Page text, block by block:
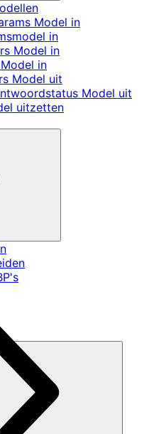
Model in
in
Model in
in
Model uit
Model uit
uitzetten